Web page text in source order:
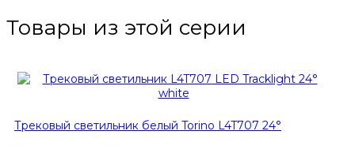
Товары из этой серии
Трековый светильник белый Torino L4T707 24°